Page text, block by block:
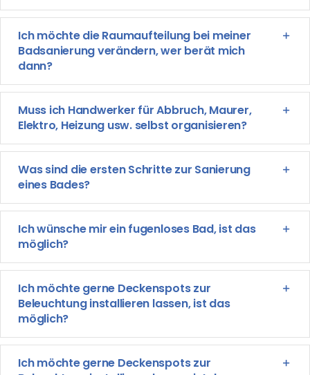
Ich möchte die Raumaufteilung bei meiner
Badsanierung verändern, wer berät mich
dann?
Muss ich Handwerker für Abbruch, Maurer,
Elektro, Heizung usw. selbst organisieren?
Was sind die ersten Schritte zur Sanierung
eines Bades?
Ich wünsche mir ein fugenloses Bad, ist das
möglich?
Ich möchte gerne Deckenspots zur
Beleuchtung installieren lassen, ist das
möglich?
Ich möchte gerne Deckenspots zur